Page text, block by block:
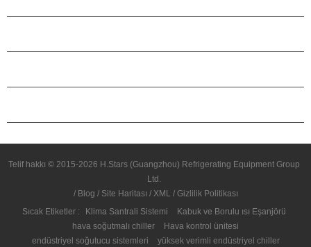
Telif hakkı © 2015-2026 H.Stars (Guangzhou) Refrigerating Equipment Group
Ltd.
/ Blog / Site Haritası / XML / Gizlilik Politikası
Sıcak Etiketler :
Klima Santrali Sistemi
Kabuk ve Borulu ısı Eşanjörü
hava soğutmalı chiller
Hava kontrol ünitesi
endüstriyel soğutucu sistemleri
yüksek verimli endüstriyel chiller